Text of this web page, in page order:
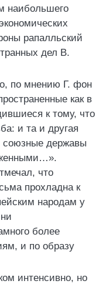
наибольшего
рапалльский
дел В.
по мнению Г. фон
как в
к тому, что
и та и другая
союзные державы
что
прохладна к
народам у
более
и по образу
интенсивно, но